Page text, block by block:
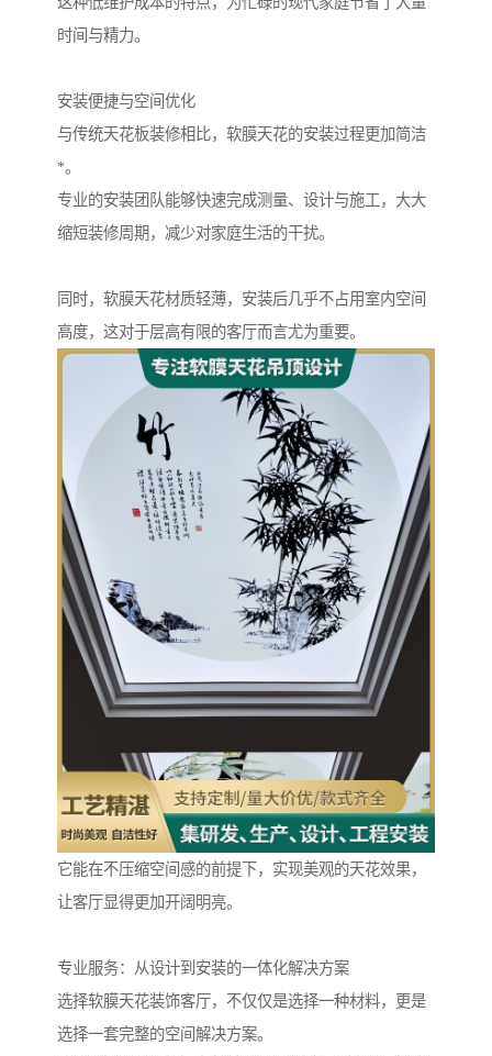
时间与精力。
安装便捷与空间优化
与传统天花板装修相比，软膜天花的安装过程更加简洁
*。
专业的安装团队能够快速完成测量、设计与施工，大大
缩短装修周期，减少对家庭生活的干扰。
同时，软膜天花材质轻薄，安装后几乎不占用室内空间
高度，这对于层高有限的客厅而言尤为重要。
它能在不压缩空间感的前提下，实现美观的天花效果，
让客厅显得更加开阔明亮。
专业服务：从设计到安装的一体化解决方案
选择软膜天花装饰客厅，不仅仅是选择一种材料，更是
选择一套完整的空间解决方案。